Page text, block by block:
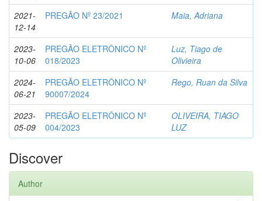
2021-
12-14
PREGÃO Nº 23/2021 Maia, Adriana
2023-
10-06
PREGÃO ELETRÔNICO Nº
018/2023
Luz, Tiago de
Olivieira
2024-
06-21
PREGÃO ELETRÔNICO Nº
90007/2024
Rego, Ruan da Silva
2023-
05-09
PREGÃO ELETRÔNICO Nº
004/2023
OLIVEIRA, TIAGO
LUZ
Discover
Author